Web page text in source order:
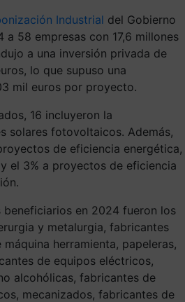
Industrial del Gobierno
a 58 empresas con 17,6 millones
a una inversión privada de
lo que supuso una
mil euros por proyecto.
16 incluyeron la
solares fotovoltaicos. Además,
de eficiencia energética,
el 3% a proyectos de eficiencia
en 2024 fueron los
y metalurgia, fabricantes
herramienta, papeleras,
de equipos eléctricos,
alcohólicas, fabricantes de
mecanizados, fabricantes de